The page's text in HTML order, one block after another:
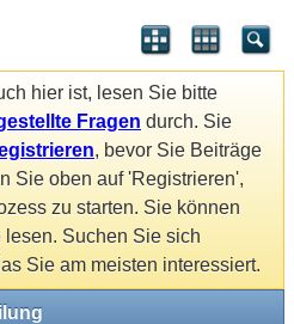
hier ist, lesen Sie bitte
Fragen durch. Sie
, bevor Sie Beiträge
Sie oben auf 'Registrieren',
zu starten. Sie können
Suchen Sie sich
Sie am meisten interessiert.